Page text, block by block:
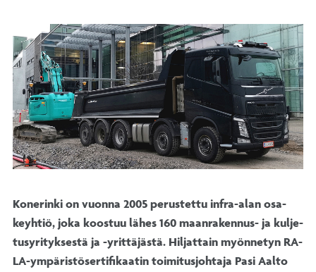
Ko­ne­rin­ki on vuon­na 2005 pe­rus­tet­tu in­fra-alan osa­
keyh­tiö, jo­ka koos­tuu lä­hes 160 maan­ra­ken­nus- ja kul­je­
tus­yri­tyk­ses­tä ja -yrit­tä­jäs­tä. Hil­jat­tain myön­ne­tyn RA­
LA-ym­pä­ris­tö­ser­ti­fi­kaa­tin toi­mi­tus­joh­ta­ja Pa­si Aal­to